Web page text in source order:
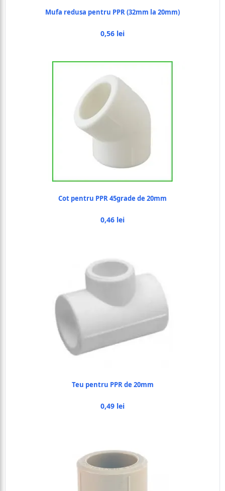
Mufa redusa pentru PPR (32mm la 20mm)
0,56 lei
Cot pentru PPR 45grade de 20mm
0,46 lei
Teu pentru PPR de 20mm
0,49 lei